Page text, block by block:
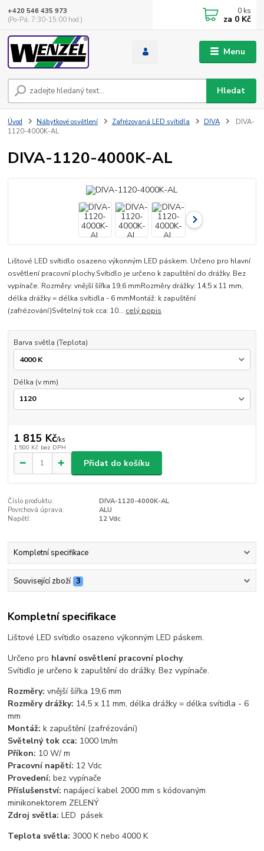
Menu
Hledat
+420 546 435 973
(Po-Pá, 7:30-15:00 hod.)
0 ks
za 0 Kč
Úvod Nábytkové osvětlení Zafrézovaná LED svítidla DIVA
DIVA-
1120-4000K-AL
DIVA-1120-4000K-AL
Lištové LED svítidlo osazeno výkonným LED páskem. Určeno pro hlavní
osvětlení pracovní plochy.Svítidlo je určeno k zapuštění do drážky. Bez
vypínače. Rozměry: vnější šířka 19,6 mmRozměry drážky: 14,5 x 11 mm,
délka drážky = délka svítidla - 6 mmMontáž: k zapuštění
(zafrézování)Světelný tok cca: 10... celý popis
Barva světla (Teplota)
Délka (v mm)
1 815 Kč/ks
1 500 Kč bez DPH
Přidat do košíku
Číslo produktu:
DIVA-1120-4000K-AL
Povrchová úprava:
ALU
Napětí:
12 Vdc
Kompletní specifikace
Související zboží 3
Kompletní specifikace
Lištové LED svítidlo osazeno výkonným LED páskem.
Určeno pro hlavní osvětlení pracovní plochy.
Svítidlo je určeno k zapuštění do drážky. Bez vypínače.
Rozměry: vnější šířka 19,6 mm
Rozměry drážky: 14,5 x 11 mm, délka drážky = délka svítidla - 6
mm
Montáž: k zapuštění (zafrézování)
Světelný tok cca: 1000 lm/m
Příkon: 10 W/ m
Pracovní napětí: 12 Vdc
Provedení:bez vypínače
Příslušenství:napájecí kabel 2000 mm s kódovaným
minikonektorem ZELENÝ
Zdroj světla:LED pásek
Teplota světla:3000 K nebo 4000 K